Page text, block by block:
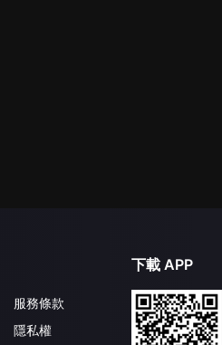
服務條款
隱私權
下載 APP